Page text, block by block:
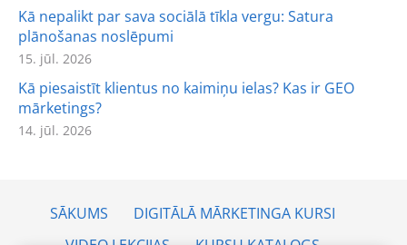
Kā nepalikt par sava sociālā tīkla vergu: Satura
plānošanas noslēpumi
15. jūl. 2026
Kā piesaistīt klientus no kaimiņu ielas? Kas ir GEO
mārketings?
14. jūl. 2026
SĀKUMS
DIGITĀLĀ MĀRKETINGA KURSI